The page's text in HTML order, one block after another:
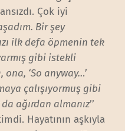
Çok iyi
Bir şey
ilk defa öpmenin tek
gibi istekli
‘So anyway…’
çalışıyormuş gibi
ağırdan almanız’’
Hayatının aşkıyla